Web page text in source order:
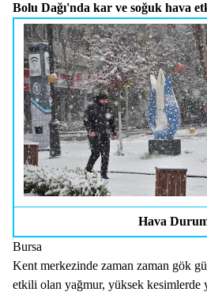
Bolu Dağı'nda kar ve soğuk hava
Hava
Bursa
Kent merkezinde zaman zaman gök
etkili olan yağmur, yüksek kesimlerde